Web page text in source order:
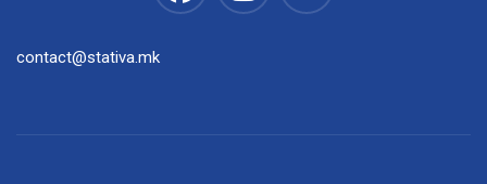
contact@stativa.mk